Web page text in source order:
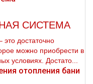
СИСТЕМА
это достаточно
можно приобрести в
условиях. Достато...